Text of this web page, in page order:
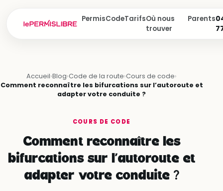
PermisCodeTarifsOù nous
trouver
Parents
Accueil›Blog›Code de la route›Cours de code›
Comment reconnaître les bifurcations sur l’autoroute et
adapter votre conduite ?
COURS DE CODE
Comment reconnaître les
bifurcations sur l’autoroute et
adapter votre conduite ?